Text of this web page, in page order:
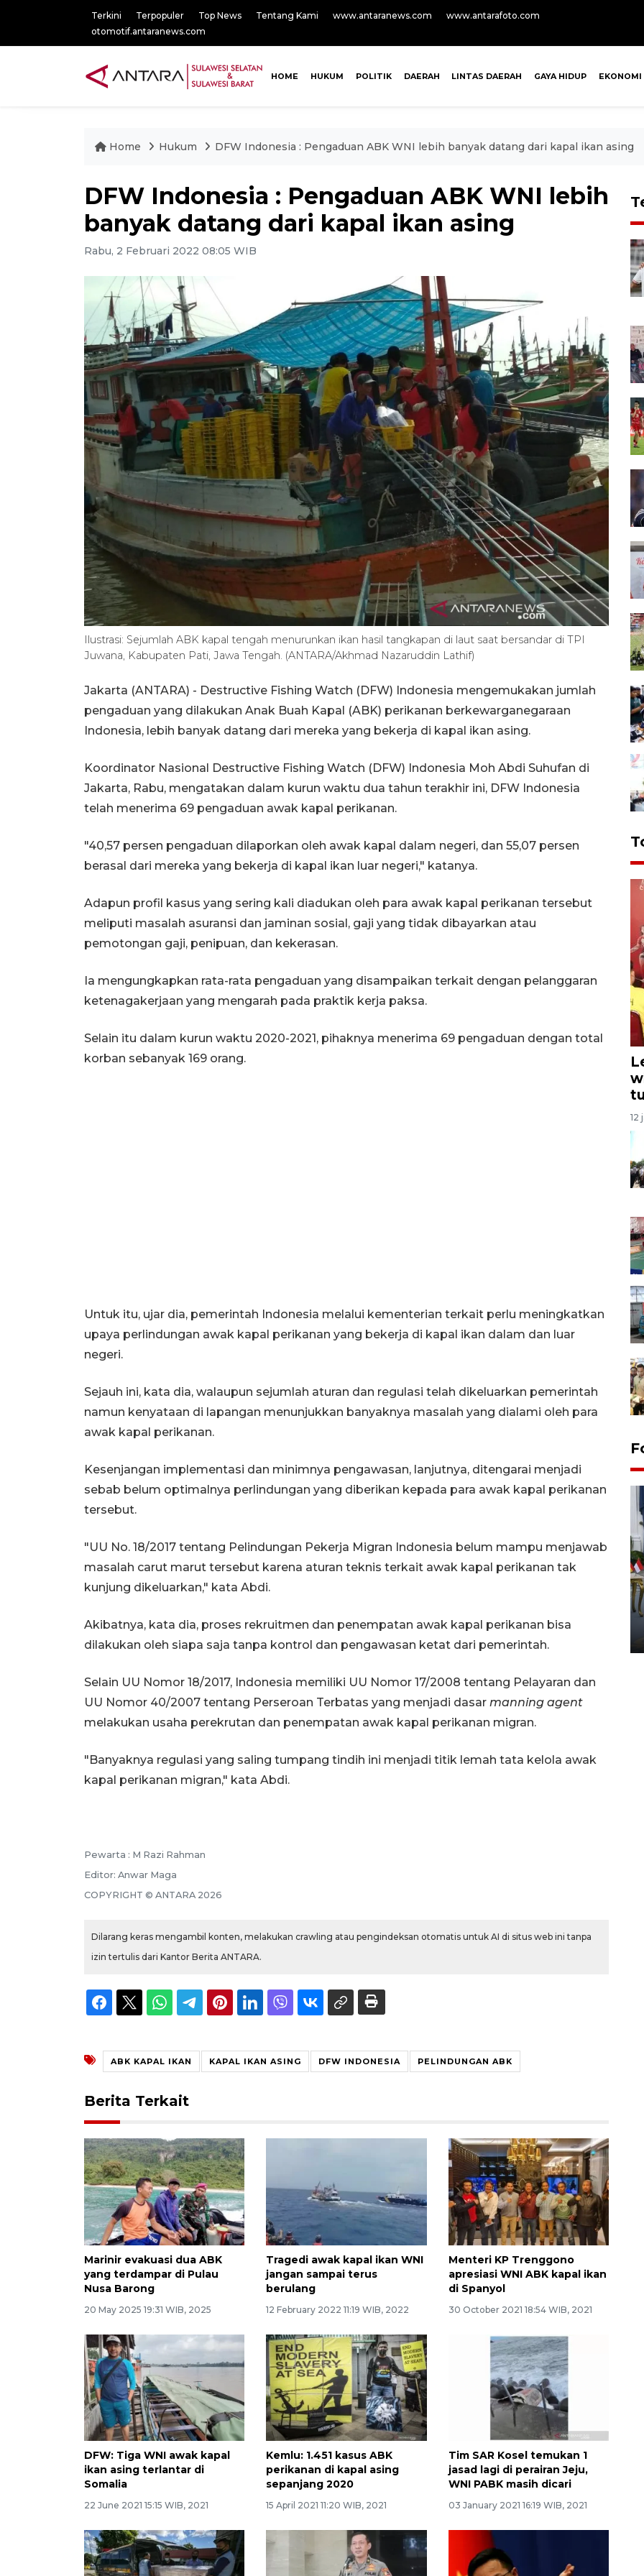
Terkini Terpopuler Top News Tentang Kami www.antaranews.com
www.antarafoto.com
otomotif.antaranews.com
HOME HUKUM POLITIK DAERAH LINTAS DAERAH GAYA HIDUP EKONOMI
Home Hukum DFW Indonesia : Pengaduan ABK WNI lebih banyak datang dari kapal ikan asing
DFW Indonesia : Pengaduan ABK WNI lebih
banyak datang dari kapal ikan asing
Rabu, 2 Februari 2022 08:05 WIB
Ilustrasi: Sejumlah ABK kapal tengah menurunkan ikan hasil tangkapan di laut saat bersandar di TPI
Juwana, Kabupaten Pati, Jawa Tengah. (ANTARA/Akhmad Nazaruddin Lathif)
Jakarta (ANTARA) - Destructive Fishing Watch (DFW) Indonesia mengemukakan jumlah
pengaduan yang dilakukan Anak Buah Kapal (ABK) perikanan berkewarganegaraan
Indonesia, lebih banyak datang dari mereka yang bekerja di kapal ikan asing.
Koordinator Nasional Destructive Fishing Watch (DFW) Indonesia Moh Abdi Suhufan di
Jakarta, Rabu, mengatakan dalam kurun waktu dua tahun terakhir ini, DFW Indonesia
telah menerima 69 pengaduan awak kapal perikanan.
"40,57 persen pengaduan dilaporkan oleh awak kapal dalam negeri, dan 55,07 persen
berasal dari mereka yang bekerja di kapal ikan luar negeri," katanya.
Adapun profil kasus yang sering kali diadukan oleh para awak kapal perikanan tersebut
meliputi masalah asuransi dan jaminan sosial, gaji yang tidak dibayarkan atau
pemotongan gaji, penipuan, dan kekerasan.
Ia mengungkapkan rata-rata pengaduan yang disampaikan terkait dengan pelanggaran
ketenagakerjaan yang mengarah pada praktik kerja paksa.
Selain itu dalam kurun waktu 2020-2021, pihaknya menerima 69 pengaduan dengan total
korban sebanyak 169 orang.
Untuk itu, ujar dia, pemerintah Indonesia melalui kementerian terkait perlu meningkatkan
upaya perlindungan awak kapal perikanan yang bekerja di kapal ikan dalam dan luar
negeri.
Sejauh ini, kata dia, walaupun sejumlah aturan dan regulasi telah dikeluarkan pemerintah
namun kenyataan di lapangan menunjukkan banyaknya masalah yang dialami oleh para
awak kapal perikanan.
Kesenjangan implementasi dan minimnya pengawasan, lanjutnya, ditengarai menjadi
sebab belum optimalnya perlindungan yang diberikan kepada para awak kapal perikanan
tersebut.
"UU No. 18/2017 tentang Pelindungan Pekerja Migran Indonesia belum mampu menjawab
masalah carut marut tersebut karena aturan teknis terkait awak kapal perikanan tak
kunjung dikeluarkan," kata Abdi.
Akibatnya, kata dia, proses rekruitmen dan penempatan awak kapal perikanan bisa
dilakukan oleh siapa saja tanpa kontrol dan pengawasan ketat dari pemerintah.
Selain UU Nomor 18/2017, Indonesia memiliki UU Nomor 17/2008 tentang Pelayaran dan
UU Nomor 40/2007 tentang Perseroan Terbatas yang menjadi dasar manning agent
melakukan usaha perekrutan dan penempatan awak kapal perikanan migran.
"Banyaknya regulasi yang saling tumpang tindih ini menjadi titik lemah tata kelola awak
kapal perikanan migran," kata Abdi.
Pewarta : M Razi Rahman
Editor: Anwar Maga
COPYRIGHT © ANTARA 2026
Dilarang keras mengambil konten, melakukan crawling atau pengindeksan otomatis untuk AI di situs web ini tanpa
izin tertulis dari Kantor Berita ANTARA.
ABK KAPAL IKAN KAPAL IKAN ASING DFW INDONESIA PELINDUNGAN ABK
Berita Terkait
Marinir evakuasi dua ABK
yang terdampar di Pulau
Nusa Barong
20 May 2025 19:31 WIB, 2025
Tragedi awak kapal ikan WNI
jangan sampai terus
berulang
12 February 2022 11:19 WIB, 2022
Menteri KP Trenggono
apresiasi WNI ABK kapal ikan
di Spanyol
30 October 2021 18:54 WIB, 2021
DFW: Tiga WNI awak kapal
ikan asing terlantar di
Somalia
22 June 2021 15:15 WIB, 2021
Kemlu: 1.451 kasus ABK
perikanan di kapal asing
sepanjang 2020
15 April 2021 11:20 WIB, 2021
Tim SAR Kosel temukan 1
jasad lagi di perairan Jeju,
WNI PABK masih dicari
03 January 2021 16:19 WIB, 2021
12
Yogyakarta
02 April 2026 12:51 WIB